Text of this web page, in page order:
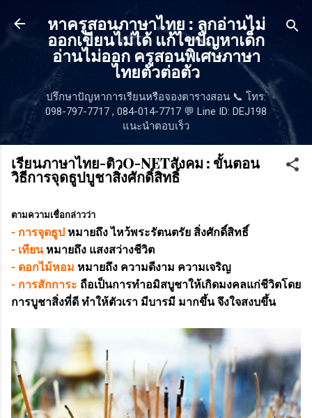
ข้ามไปที่เนื้อหาหลัก
หาครูสอนภาษาไทย : ลูกอ่านไม่
ออกเขียนไม่ได้ แก้ไขปัญหาเด็ก
อ่านไม่ออก ครูสอนพิเศษภาษา
ไทยตัวต่อตัว
ปรึกษาปัญหาการเรียนหรือจองตารางสอน 📞 โทร:
098-797-7717 , 084-014-7717 💬 Line ID: DEJ198
แนะนำตอบเร็ว
เรียนภาษาไทย-ติวO-NETสังคม : ขั้นตอน
วิธีการจุดธูปบูชาสิ่งศักดิ์สิทธิ์
ตามความเชื่อกล่าวว่า
- การจุดธูป หมายถึง ไหว้พระรัตนตรัย สิ่งศักดิ์สิทธิ์
- เทียนหมายถึง แสงสว่างชีวิต
- ดอกไม้หอม หมายถึง ความดีงาม ความเจริญ
- การสักการะ ถือเป็นการทำอมิสบูชาให้เกิดมงคลแก่ชีวิตโดย
การบูชาสิ่งที่ดี ทำให้ตัวเรา มีบารมี มากขึ้น จึงใจสงบขึ้น